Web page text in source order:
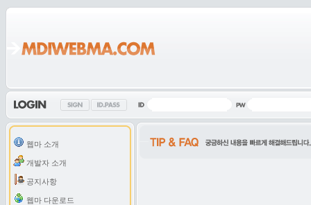
웹마 소개
개발자 소개
공지사항
웹마 다운로드